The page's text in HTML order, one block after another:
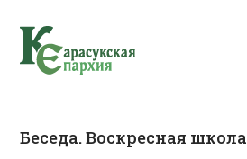
Беседа. Воскресная школа